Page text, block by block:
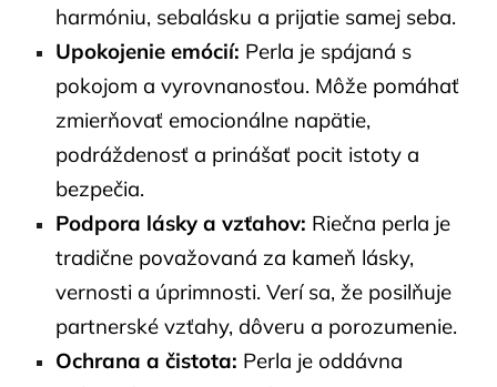
harmóniu, sebalásku a prijatie samej seba.
Upokojenie emócií: Perla je spájaná s
pokojom a vyrovnanosťou. Môže pomáhať
zmierňovať emocionálne napätie,
podráždenosť a prinášať pocit istoty a
bezpečia.
Podpora lásky a vzťahov: Riečna perla je
tradične považovaná za kameň lásky,
vernosti a úprimnosti. Verí sa, že posilňuje
partnerské vzťahy, dôveru a porozumenie.
Ochrana a čistota: Perla je oddávna